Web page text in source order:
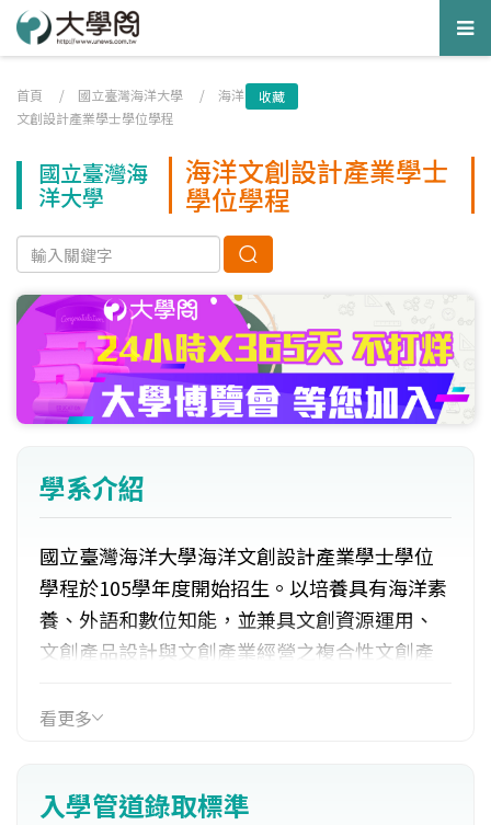
首頁 / 國立臺灣海洋大學 / 海洋
文創設計產業學士學位學程
收藏
國立臺灣海
洋大學
海洋文創設計產業學士
學位學程
學系介紹
國立臺灣海洋大學海洋文創設計產業學士學位
學程於105學年度開始招生。以培養具有海洋素
養、外語和數位知能，並兼具文創資源運用、
文創產品設計與文創產業經營之複合性文創產
程外，還結合校外資源，強化產學連結與跨領
（一）基礎課程強調海洋素養、外語能力與數
看更多
入學管道錄取標準